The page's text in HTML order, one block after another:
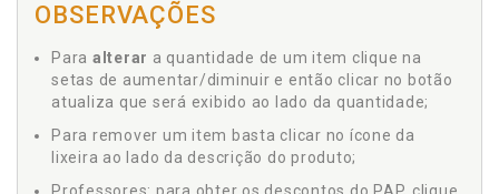
OBSERVAÇÕES
Para alterar a quantidade de um item clique na
setas de aumentar/diminuir e então clicar no botão
atualiza que será exibido ao lado da quantidade;
Para remover um item basta clicar no ícone da
lixeira ao lado da descrição do produto;